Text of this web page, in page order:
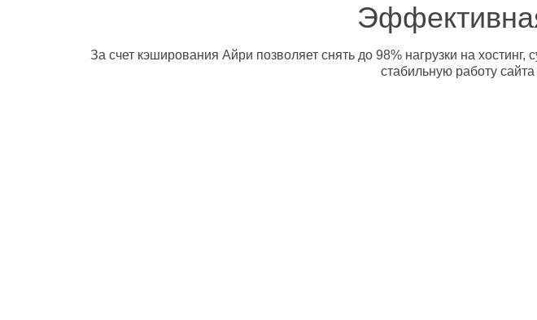
За счет кэширования Айри позволяет снять до 98% нагрузки на
стабильную работу